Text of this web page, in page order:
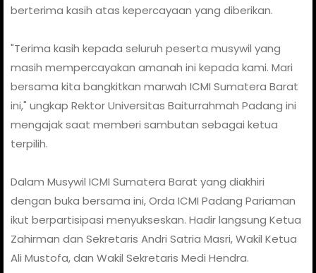
berterima kasih atas kepercayaan yang diberikan.
"Terima kasih kepada seluruh peserta musywil yang
masih mempercayakan amanah ini kepada kami. Mari
bersama kita bangkitkan marwah ICMI Sumatera Barat
ini," ungkap Rektor Universitas Baiturrahmah Padang ini
mengajak saat memberi sambutan sebagai ketua
terpilih.
Dalam Musywil ICMI Sumatera Barat yang diakhiri
dengan buka bersama ini, Orda ICMI Padang Pariaman
ikut berpartisipasi menyukseskan. Hadir langsung Ketua
Zahirman dan Sekretaris Andri Satria Masri, Wakil Ketua
Ali Mustofa, dan Wakil Sekretaris Medi Hendra.